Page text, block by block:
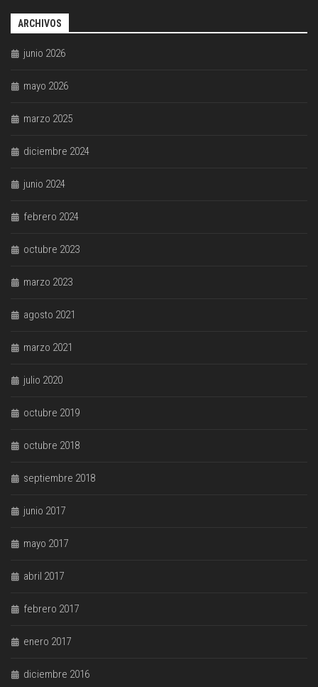
ARCHIVOS
junio 2026
mayo 2026
marzo 2025
diciembre 2024
junio 2024
febrero 2024
octubre 2023
marzo 2023
agosto 2021
marzo 2021
julio 2020
octubre 2019
octubre 2018
septiembre 2018
junio 2017
mayo 2017
abril 2017
febrero 2017
enero 2017
diciembre 2016